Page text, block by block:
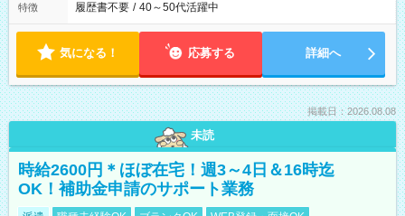
特徴 履歴書不要 / 40～50代活躍中
気になる！ 応募する 詳細へ
掲載日：2026.08.08
未読
時給2600円＊ほぼ在宅！週3～4日＆16時迄
OK！補助金申請のサポート業務